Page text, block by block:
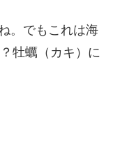
。でもこれは海
牡蠣（カキ）に